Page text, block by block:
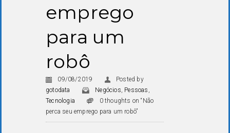
emprego
para um
robô
09/08/2019
Posted by
gotodata
Negócios Pessoas
Tecnologia
0 thoughts on “Não
perca seu emprego para um robô”